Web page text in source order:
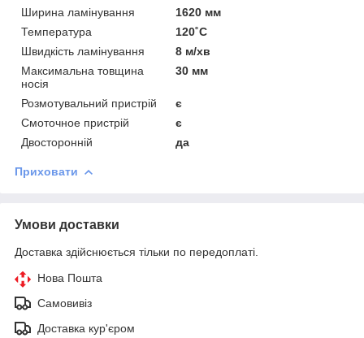
Ширина ламінування
1620 мм
Температура
120˚С
Швидкість ламінування
8 м/хв
Максимальна товщина
носія
30 мм
Розмотувальний пристрій
є
Смоточное пристрій
є
Двосторонній
да
Приховати
Умови доставки
Доставка здійснюється тільки по передоплаті.
Нова Пошта
Самовивіз
Доставка кур'єром